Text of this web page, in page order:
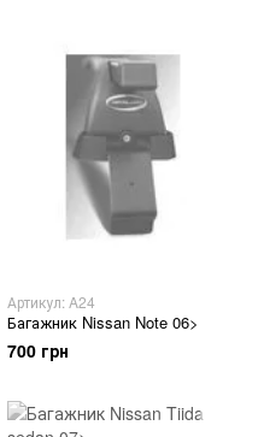
Артикул: A24
Багажник Nissan Note 06>
700 грн